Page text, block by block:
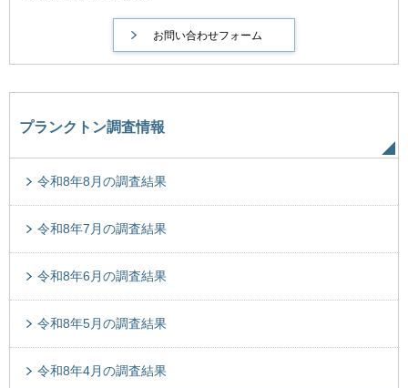
プランクトン調査情報
令和8年8月の調査結果
令和8年7月の調査結果
令和8年6月の調査結果
令和8年5月の調査結果
令和8年4月の調査結果